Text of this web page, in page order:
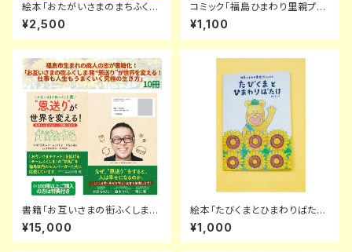
絵本「おたがいさまのまちふくし
ま」
¥2,500
コミック「福島ひまわり里親プロ
ジェクト物語～チームふくしまの
軌跡～」
¥1,100
書籍「お互いさまの街ふくしま
発 “恩送り”が世界を変える！ 仕
事も人生もうまくいく究極の生き
方」 10冊
¥15,000
絵本「たびくまとひまわりばた
け」
¥1,000